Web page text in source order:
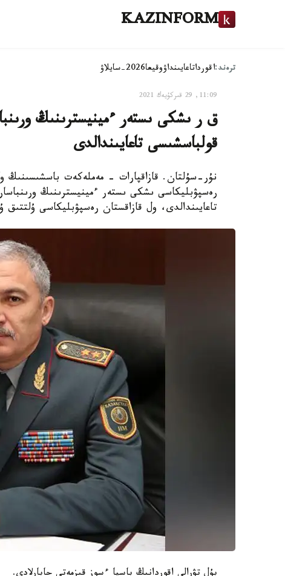
KAZINFORM
ترەند:اقورداتاعايىنداۋوقيعا2026-سايلاۋ
11:09, 29 قىركۇيەك 2021
ق ر ىشكى ىستەر ءمينيسترىنىڭ
قولباسشىسى تاعايىندالدى
نۇر-سۇلتان. قازاقپارات - مەملەكەت باسشىسىنىڭ
رەسپۋبليكاسى ىشكى ىستەر ءمينيسترىنىڭ
تاعايىندالدى، ول قازاقستان رەسپۋبليكاسى